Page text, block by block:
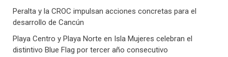
Peralta y la CROC impulsan acciones concretas para el
desarrollo de Cancún
Playa Centro y Playa Norte en Isla Mujeres celebran el
distintivo Blue Flag por tercer año consecutivo